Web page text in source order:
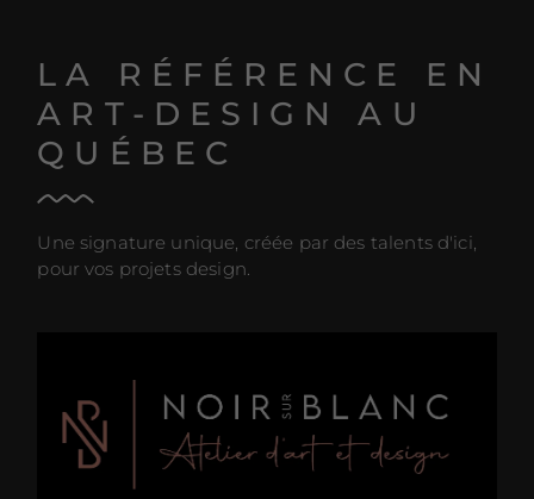
LA RÉFÉRENCE EN
ART-DESIGN AU
QUÉBEC
Une signature unique, créée par des talents d'ici,
pour vos projets design.